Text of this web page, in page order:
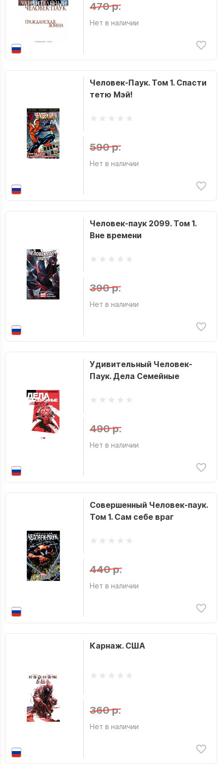
470 р.
Нет в наличии
Человек-Паук. Том 1. Спасти
тетю Мэй!
590 р.
Нет в наличии
Человек-паук 2099. Том 1.
Вне времени
390 р.
Нет в наличии
Удивительный Человек-
Паук. Дела Семейные
490 р.
Нет в наличии
Совершенный Человек-паук.
Том 1. Сам себе враг
440 р.
Нет в наличии
Карнаж. США
360 р.
Нет в наличии